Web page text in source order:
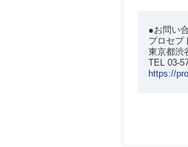
●お問い
プロセプ
東京都渋
TEL 03-
https://